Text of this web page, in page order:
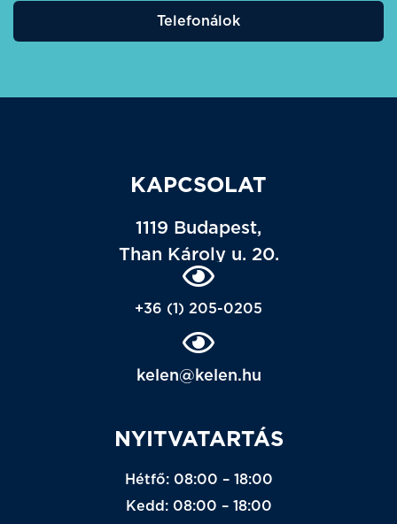
Telefonálok
KAPCSOLAT
1119 Budapest,
Than Károly u. 20.
+36 (1) 205-0205
kelen@kelen.hu
NYITVATARTÁS
Hétfő: 08:00 – 18:00
Kedd: 08:00 – 18:00